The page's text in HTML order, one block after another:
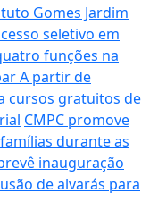
Gomes Jardim
seletivo em
funções na
A partir de
cursos gratuitos de
CMPC promove
durante as
inauguração
de alvarás para